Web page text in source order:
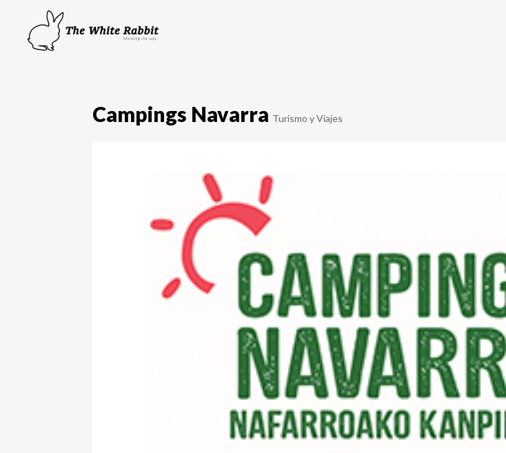
Campings Navarra Turismo y Viajes